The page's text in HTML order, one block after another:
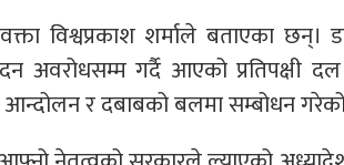
विश्वप्रकाश शर्माले बताएका
अवरोधसम्म गर्दै आएको प्रतिपक्षी
र दबाबको बलमा सम्बोधन गरेको